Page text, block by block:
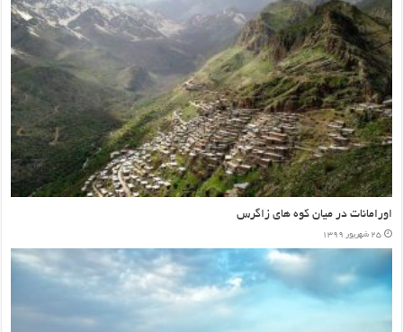
کوه سهند؛ عروس کوه های ایران
۱۶ شهریور ۱۳۹۹